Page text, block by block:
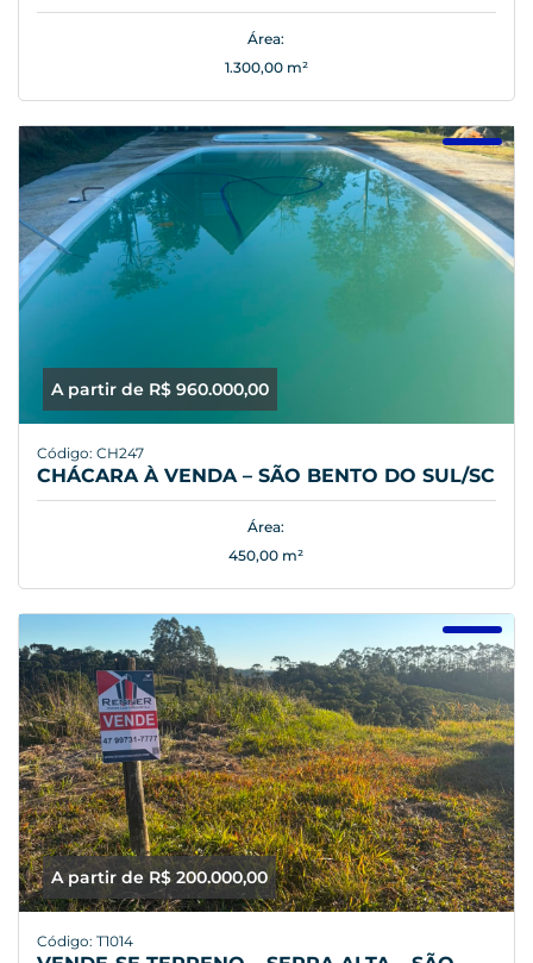
Área:
1.300,00 m²
A partir de R$ 960.000,00
Código: CH247
CHÁCARA À VENDA – SÃO BENTO DO SUL/SC
Área:
450,00 m²
A partir de R$ 200.000,00
Código: T1014